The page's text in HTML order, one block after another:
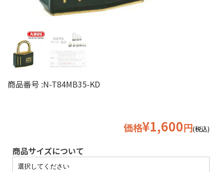
商品番号 :N-T84MB35-KD
価格¥1,600円(税込)
商品サイズについて